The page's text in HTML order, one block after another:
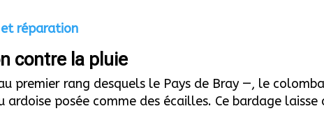
réparation
contre la pluie
premier rang desquels le Pays de Bray —, le
ardoise posée comme des écailles. Ce bardage